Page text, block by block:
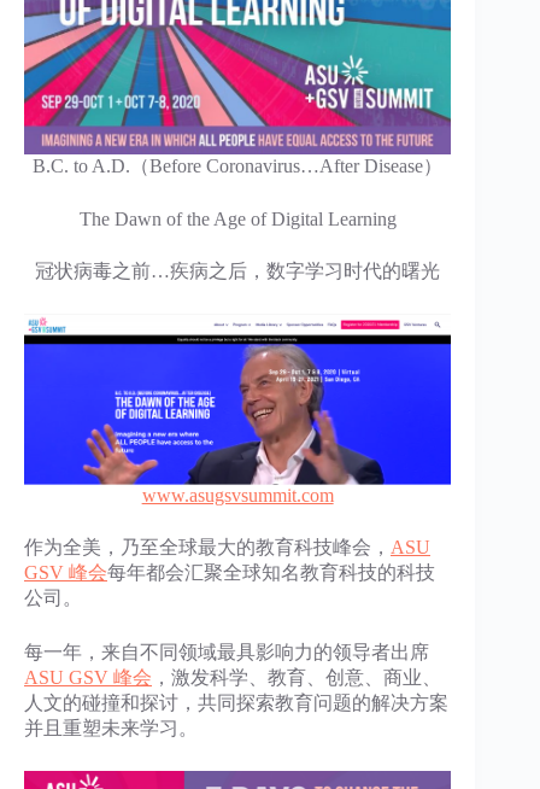
B.C. to A.D.（Before Coronavirus…After Disease）
The Dawn of the Age of Digital Learning
冠状病毒之前…疾病之后，数字学习时代的曙光
www.asugsvsummit.com
作为全美，乃至全球最大的教育科技峰会， ASU
GSV 峰会每年都会汇聚全球知名教育科技的科技
公司。
每一年，来自不同领域最具影响力的领导者出席
ASU GSV 峰会 ，激发科学、教育、创意、商业、
人文的碰撞和探讨，共同探索教育问题的解决方案
并且重塑未来学习。